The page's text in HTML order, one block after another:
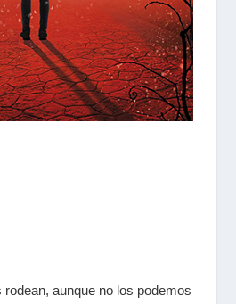
aunque no los podemos